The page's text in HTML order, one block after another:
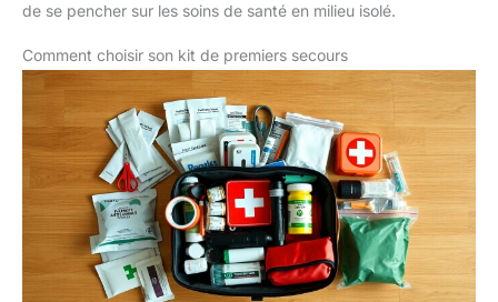
de se pencher sur les soins de santé en milieu isolé.
Comment choisir son kit de premiers secours